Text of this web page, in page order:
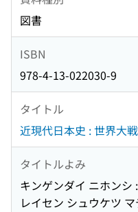
図書
ISBN
978-4-13-022030-9
タイトル
近現代日本史 : 世界大
タイトルよみ
キンゲンダイ ニホンシ
レイセン シュウケツ